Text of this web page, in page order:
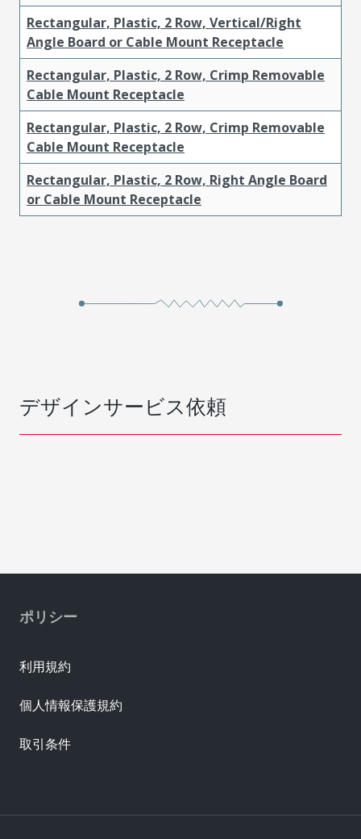
Rectangular, Plastic, 2 Row, Vertical/Right
Angle Board or Cable Mount Receptacle
Rectangular, Plastic, 2 Row, Crimp Removable
Cable Mount Receptacle
Rectangular, Plastic, 2 Row, Crimp Removable
Cable Mount Receptacle
Rectangular, Plastic, 2 Row, Right Angle Board
or Cable Mount Receptacle
デザインサービス依頼
ポリシー
利用規約
個人情報保護規約
取引条件